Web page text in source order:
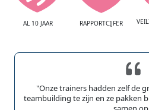
AL 10 JAAR RAPPORTCIJFER
"Onze trainers hadden zelf de
teambuilding te zijn en ze pakken